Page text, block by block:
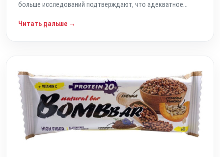
больше исследований подтверждают, что адекватное...
Читать дальше →